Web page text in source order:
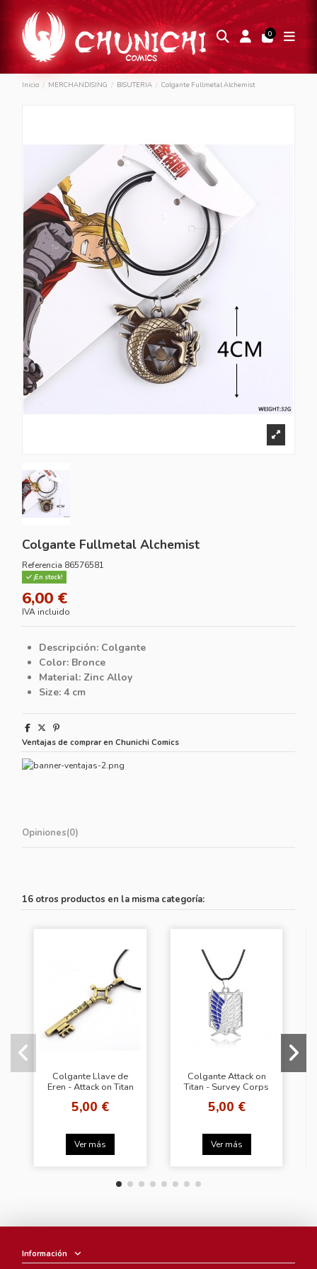
0
Inicio MERCHANDISING BISUTERIA Colgante Fullmetal Alchemist
Colgante Fullmetal Alchemist
Referencia 86576581
¡En stock!
6,00 €
IVA incluido
Descripción: Colgante
Color: Bronce
Material: Zinc Alloy
Size: 4 cm
Ventajas de comprar en Chunichi Comics
Opiniones(0)
16 otros productos en la misma categoría:
Colgante Llave de
Eren - Attack on Titan
5,00 €
Ver más
Colgante Attack on
Titan - Survey Corps
5,00 €
Ver más
Información